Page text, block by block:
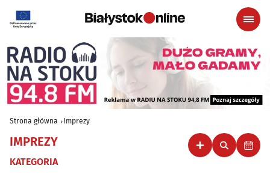
Strona główna Imprezy
IMPREZY
KATEGORIA